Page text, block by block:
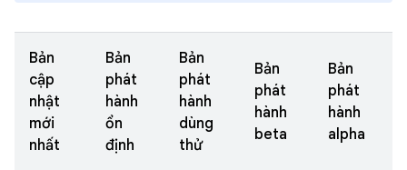
Bản
cập
nhật
mới
nhất
Bản
phát
hành
ổn
định
Bản
phát
hành
dùng
thử
Bản
phát
hành
beta
Bản
phát
hành
alpha